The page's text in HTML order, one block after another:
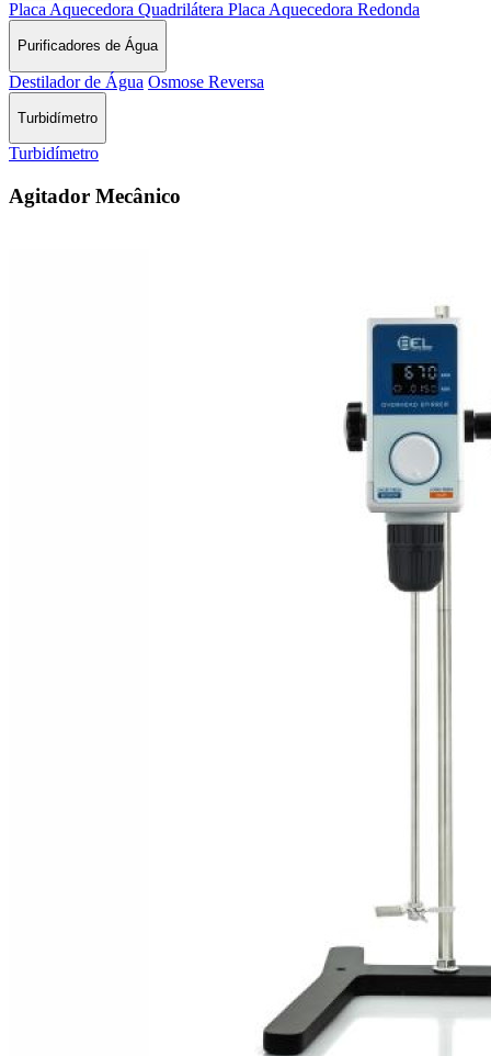
Placa Aquecedora Quadrilátera Placa Aquecedora Redonda
Purificadores de Água
Destilador de Água Osmose Reversa
Turbidímetro
Turbidímetro
Agitador Mecânico